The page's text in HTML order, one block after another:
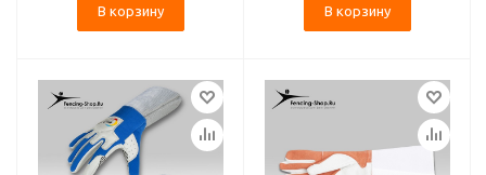
В корзину В корзину